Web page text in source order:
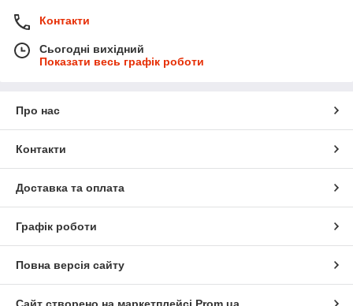
Контакти
Сьогодні вихідний
Показати весь графік роботи
Про нас
Контакти
Доставка та оплата
Графік роботи
Повна версія сайту